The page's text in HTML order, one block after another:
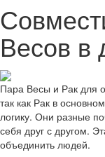
Весов в
Пара Весы и Рак для
так как Рак в
логику. Они разные
себя друг с другом.
объединить людей.